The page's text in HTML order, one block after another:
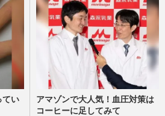
てい
アマゾンで大人気！血圧対策は
コーヒーに足してみて